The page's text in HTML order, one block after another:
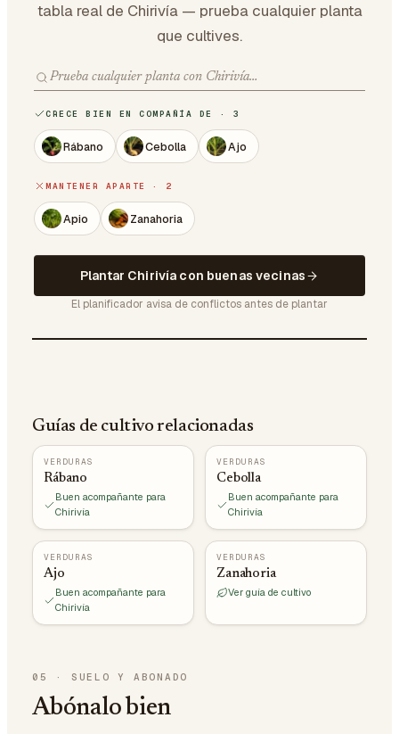
tabla real de Chirivía — prueba cualquier planta
que cultives.
CRECE BIEN EN COMPAÑÍA DE · 3
Rábano Cebolla Ajo
MANTENER APARTE · 2
Apio Zanahoria
Plantar Chirivía con buenas vecinas
El planificador avisa de conflictos antes de plantar
Guías de cultivo relacionadas
VERDURAS
Rábano
Buen acompañante para
Chirivía
VERDURAS
Cebolla
Buen acompañante para
Chirivía
VERDURAS
Ajo
Buen acompañante para
Chirivía
VERDURAS
Zanahoria
Ver guía de cultivo
05 · SUELO Y ABONADO
Abónalo bien